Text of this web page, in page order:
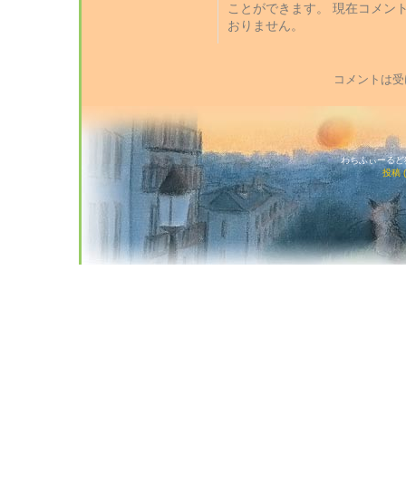
ことができます。 現在コメン
おりません。
コメントは
わちふぃーる
投稿